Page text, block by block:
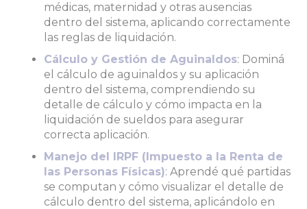
médicas, maternidad y otras ausencias
dentro del sistema, aplicando correctamente
las reglas de liquidación.
Cálculo y Gestión de Aguinaldos: Dominá
el cálculo de aguinaldos y su aplicación
dentro del sistema, comprendiendo su
detalle de cálculo y cómo impacta en la
liquidación de sueldos para asegurar
correcta aplicación.
Manejo del IRPF (Impuesto a la Renta de
las Personas Físicas): Aprendé qué partidas
se computan y cómo visualizar el detalle de
cálculo dentro del sistema, aplicándolo en